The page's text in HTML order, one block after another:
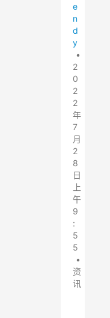
e
n
d
y
•
2
0
2
2
年
7
月
2
8
日
上
午
9
:
5
5
•
资
讯